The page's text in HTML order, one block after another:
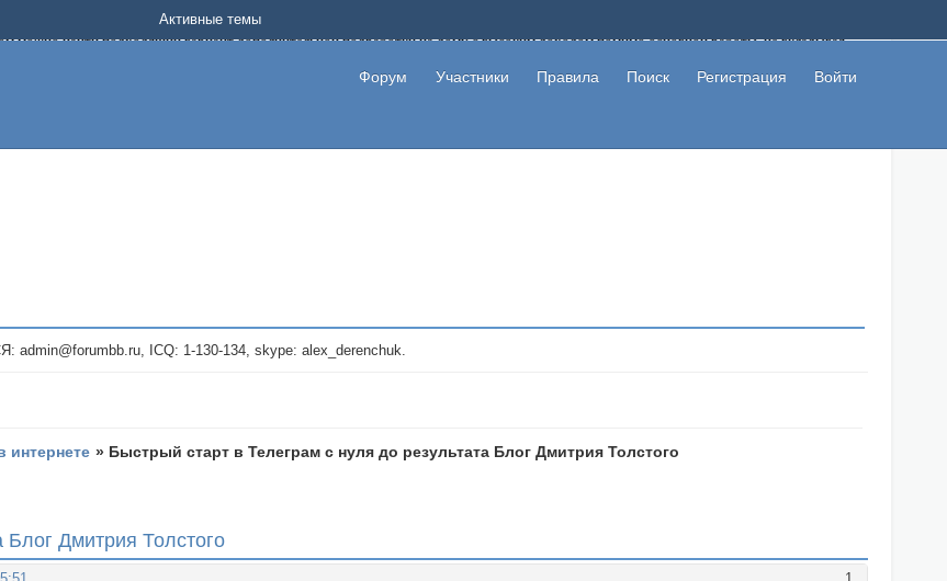
можно найти подходящий вариант дополнительной подработки на дому с высоким доходом помимо основной работы, не вкладывая
не платит, то указывайте в теме что это лохотрон, чтобы другие пользователи не попались на развод. Вы сможете начать зарабатывать
темы, размещайте объявления со своими пригласительными ссылками и первая прибыль не заставит себя долго ждать.
Форум Участники Правила Поиск Регистрация Войти
Активные темы
ICQ: 1-130-134, skype: alex_derenchuk.
интернете » Быстрый старт в Телеграм с нуля до результата Блог Дмитрия Толстого
Блог Дмитрия Толстого